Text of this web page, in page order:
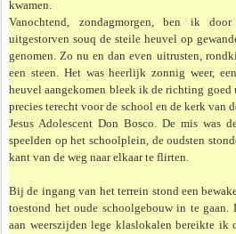
kwamen.
Vanochtend, zondagmorgen, ben ik
uitgestorven souq de steile heuvel op
genomen. Zo nu en dan even uitrusten,
een steen. Het was heerlijk zonnig weer,
heuvel aangekomen bleek ik de richting
precies terecht voor de school en de kerk van
Jesus Adolescent Don Bosco. De mis was
speelden op het schoolplein, de oudsten
kant van de weg naar elkaar te flirten.
Bij de ingang van het terrein stond een
toestond het oude schoolgebouw in te gaan.
aan weerszijden lege klaslokalen bereikte ik